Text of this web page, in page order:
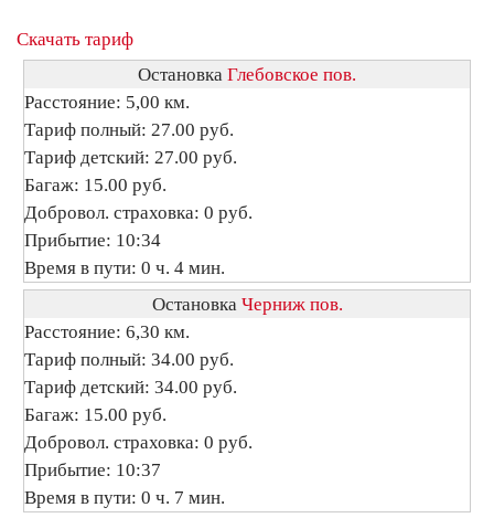
Скачать тариф
Остановка Глебовское пов.
Расстояние: 5,00 км.
Тариф полный: 27.00 руб.
Тариф детский: 27.00 руб.
Багаж: 15.00 руб.
Добровол. страховка: 0 руб.
Прибытие: 10:34
Время в пути: 0 ч. 4 мин.
Остановка Черниж пов.
Расстояние: 6,30 км.
Тариф полный: 34.00 руб.
Тариф детский: 34.00 руб.
Багаж: 15.00 руб.
Добровол. страховка: 0 руб.
Прибытие: 10:37
Время в пути: 0 ч. 7 мин.